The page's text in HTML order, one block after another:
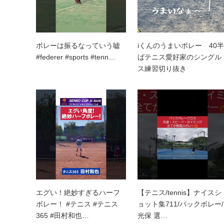
ボレーは振るなっていう嘘
#federer #sports #tenn…
iくんのうまいボレー 40半
ばテニス愛好家のシングル
ス練習切り抜き
エグい！絶妙すぎるハーフ
ボレー！ #テニス #テニス
365 #田村和也…
【テニス/tennis】ナイスシ
ョット集711/バックボレー/
光保 選…